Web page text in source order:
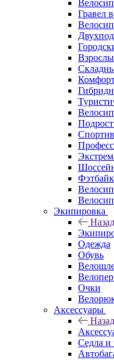
Гравел
Экипировка
Назад
Одежда
Обувь
Очки
Аксессуары
Назад
Седла и